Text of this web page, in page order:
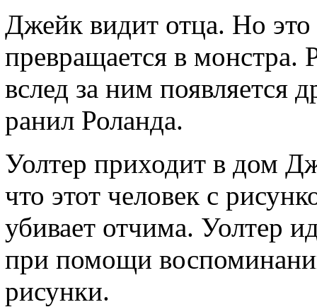
Джейк видит отца. Но
превращается в монстра.
вслед за ним появляется
ранил Роланда.
Уолтер приходит в дом
что этот человек с
убивает отчима. Уолтер
при помощи
рисунки.